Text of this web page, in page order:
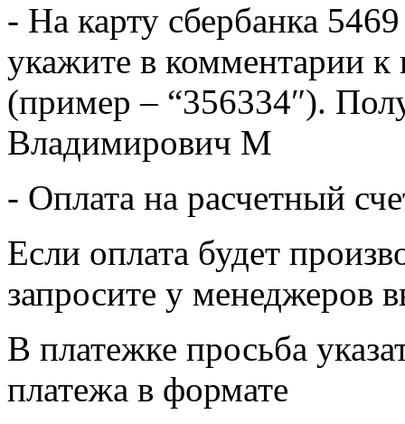
- На карту сбербанка
укажите в комментарии к
(пример – “356334″).
Владимирович М
- Оплата на расчетный
Если оплата будет
запросите у менеджеров
В платежке просьба
платежа в формате